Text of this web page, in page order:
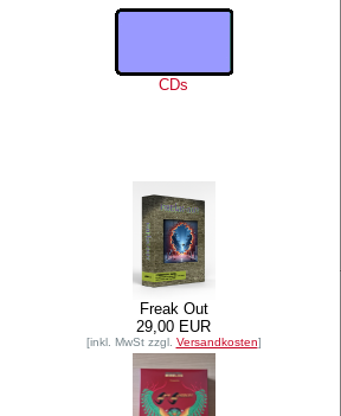
CDs
Freak Out
29,00 EUR
[inkl. MwSt zzgl. Versandkosten]